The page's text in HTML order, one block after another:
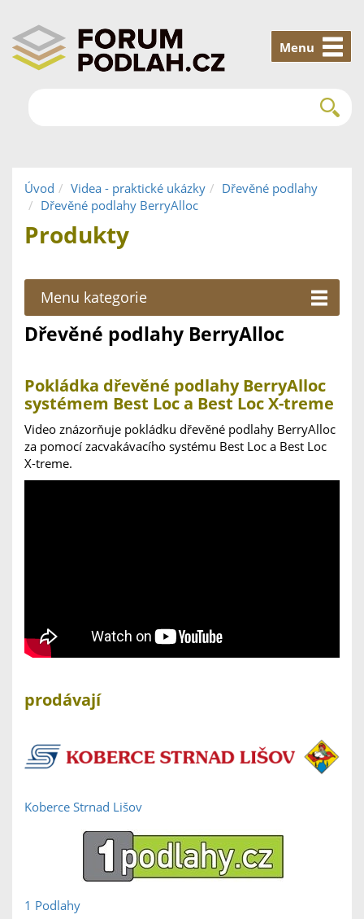
Menu
Úvod Videa - praktické ukázky
Dřevěné podlahy
Dřevěné podlahy BerryAlloc
Produkty
Menu kategorie
Dřevěné podlahy BerryAlloc
Pokládka dřevěné podlahy BerryAlloc
systémem Best Loc a Best Loc X-treme
Video znázorňuje pokládku dřevěné podlahy BerryAlloc
za pomocí zacvakávacího systému Best Loc a Best Loc
X-treme.
prodávají
Koberce Strnad Lišov
1 Podlahy